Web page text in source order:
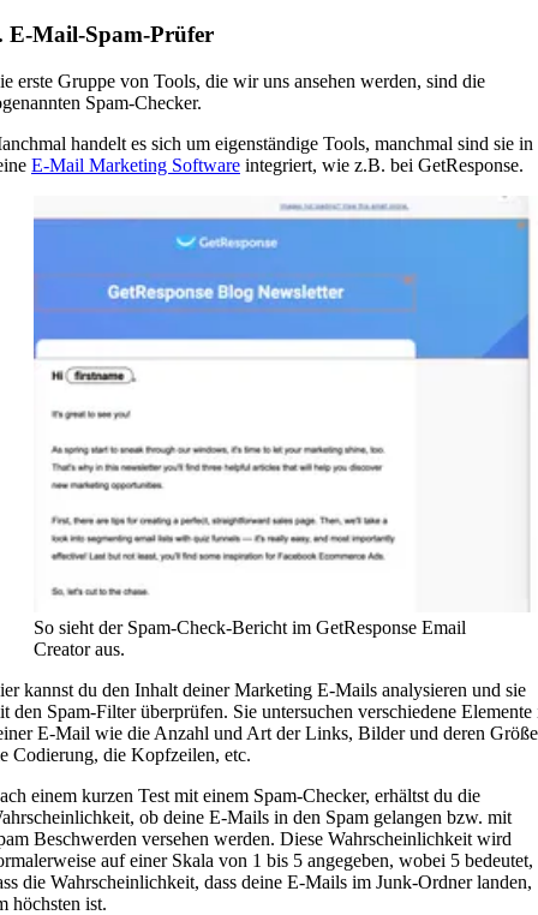
E-Mail-Spam-Prüfer
erste Gruppe von Tools, die wir uns ansehen werden, sind die
Spam-Checker.
handelt es sich um eigenständige Tools, manchmal sind sie in
E-Mail Marketing Software integriert, wie z.B. bei GetResponse.
So sieht der Spam-Check-Bericht im GetResponse Email
Creator aus.
kannst du den Inhalt deiner Marketing E-Mails analysieren und sie
den Spam-Filter überprüfen. Sie untersuchen verschiedene Elemente
E-Mail wie die Anzahl und Art der Links, Bilder und deren
Codierung, die Kopfzeilen, etc.
einem kurzen Test mit einem Spam-Checker, erhältst du die
ob deine E-Mails in den Spam gelangen bzw. mit
Beschwerden versehen werden. Diese Wahrscheinlichkeit wird
auf einer Skala von 1 bis 5 angegeben, wobei 5 bedeutet,
die Wahrscheinlichkeit, dass deine E-Mails im Junk-Ordner landen,
höchsten ist.